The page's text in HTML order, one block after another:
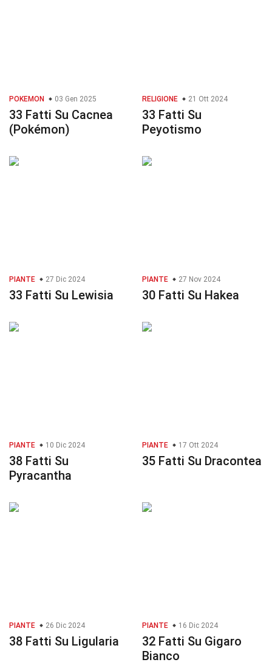
POKEMON 03 Gen 2025
33 Fatti Su Cacnea
(Pokémon)
RELIGIONE 21 Ott 2024
33 Fatti Su
Peyotismo
PIANTE 27 Dic 2024
33 Fatti Su Lewisia
PIANTE 27 Nov 2024
30 Fatti Su Hakea
PIANTE 10 Dic 2024
38 Fatti Su
Pyracantha
PIANTE 17 Ott 2024
35 Fatti Su Dracontea
PIANTE 26 Dic 2024
38 Fatti Su Ligularia
PIANTE 16 Dic 2024
32 Fatti Su Gigaro
Bianco